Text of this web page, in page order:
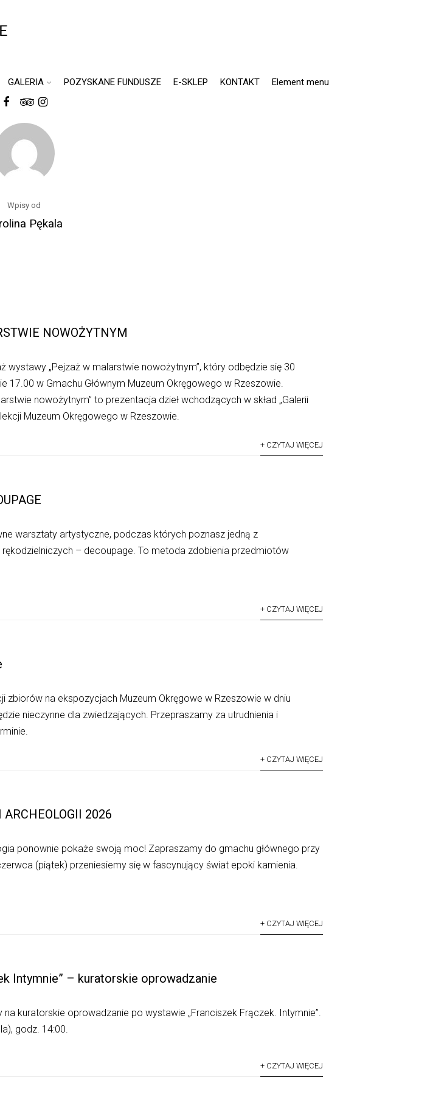
GALERIA POZYSKANE FUNDUSZE E-SKLEP KONTAKT Element menu
Wpisy od
Pękala
NOWOŻYTNYM
wystawy „Pejzaż w malarstwie nowożytnym”, który odbędzie się 30
17.00 w Gmachu Głównym Muzeum Okręgowego w Rzeszowie.
nowożytnym” to prezentacja dzieł wchodzących w skład „Galerii
Muzeum Okręgowego w Rzeszowie.
+ CZYTAJ WIĘCEJ
warsztaty artystyczne, podczas których poznasz jedną z
rękodzielniczych – decoupage. To metoda zdobienia przedmiotów
+ CZYTAJ WIĘCEJ
zbiorów na ekspozycjach Muzeum Okręgowe w Rzeszowie w dniu
nieczynne dla zwiedzających. Przepraszamy za utrudnienia i
+ CZYTAJ WIĘCEJ
2026
ponownie pokaże swoją moc! Zapraszamy do gmachu głównego przy
(piątek) przeniesiemy się w fascynujący świat epoki kamienia.
+ CZYTAJ WIĘCEJ
Intymnie” – kuratorskie oprowadzanie
kuratorskie oprowadzanie po wystawie „Franciszek Frączek. Intymnie”.
godz. 14:00.
+ CZYTAJ WIĘCEJ